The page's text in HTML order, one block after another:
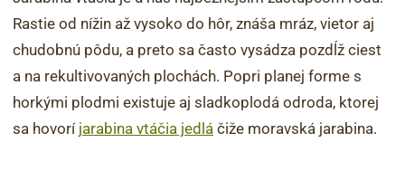
Rastie od nížin až vysoko do hôr, znáša mráz, vietor aj
chudobnú pôdu, a preto sa často vysádza pozdĺž ciest
a na rekultivovaných plochách. Popri planej forme s
horkými plodmi existuje aj sladkoplodá odroda, ktorej
sa hovorí jarabina vtáčia jedlá čiže moravská jarabina.